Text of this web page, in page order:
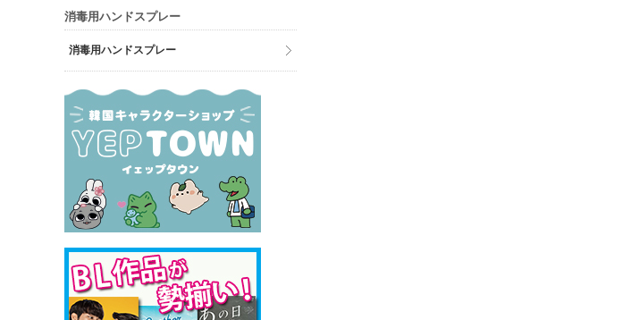
消毒用ハンドスプレー
消毒用ハンドスプレー